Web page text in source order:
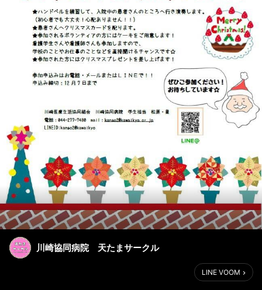
川崎協同病院 天たまサークル
LINE VOOM